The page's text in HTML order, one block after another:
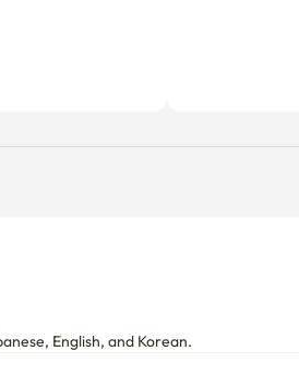
English, and Korean.